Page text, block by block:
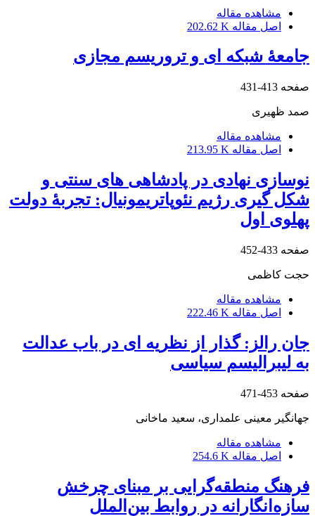
مشاهده مقاله
اصل مقاله 202.62 K
جامعۀ شبکه ‏ای و تروریسم مجازی
صفحه 413-431
صمد ظهیری
مشاهده مقاله
اصل مقاله 213.95 K
نوسازی نهادی در پادشاهی های سنتی و
شکل گیری رژیم نئوپاتریمونیال: تجربۀ دولت
پهلوی اول
صفحه 433-452
حجت کاظمی
مشاهده مقاله
اصل مقاله 222.46 K
جان رالز: گذار از نظریه ای در باب عدالت
به لیبرالیسم سیاسی
صفحه 453-471
جهانگیر معینی علمداری، سعید ماخانی
مشاهده مقاله
اصل مقاله 254.6 K
فرهنگ منطقه‌گرایی بر مبنای چرخش
سازه‌انگارانه در روابط بین‌الملل